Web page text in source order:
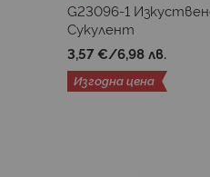
G23096-1
Сукулент
3,57 €/6,98 лв.
Изгодна цена